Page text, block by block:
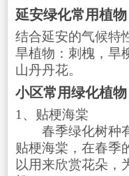
延安绿化常用植物
结合延安的气候特
旱植物：刺槐，旱
山丹丹花。
小区常用绿化植物
1、贴梗海棠
春季绿化树种有
贴梗海棠，在春季
以用来欣赏花朵，